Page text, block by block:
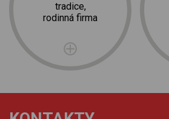
tradice,
rodinná firma